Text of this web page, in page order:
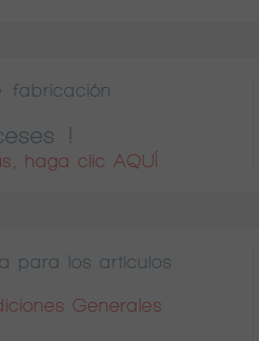
fabricación
!
haga clic AQUÍ
para los artículos
Generales